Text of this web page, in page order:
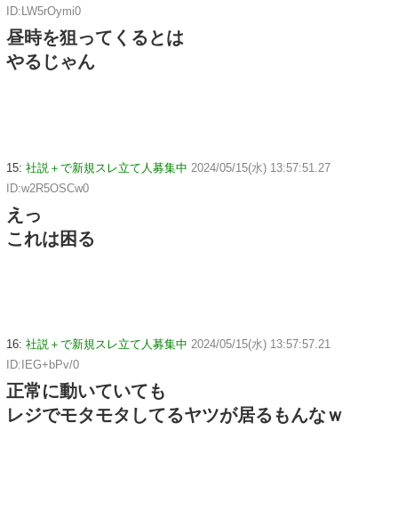
ID:LW5rOymi0
昼時を狙ってくるとは
やるじゃん
15: 社説＋で新規スレ立て人募集中 2024/05/15(水) 13:57:51.27
ID:w2R5OSCw0
えっ
これは困る
16: 社説＋で新規スレ立て人募集中 2024/05/15(水) 13:57:57.21
ID:IEG+bPv/0
正常に動いていても
レジでモタモタしてるヤツが居るもんなｗ